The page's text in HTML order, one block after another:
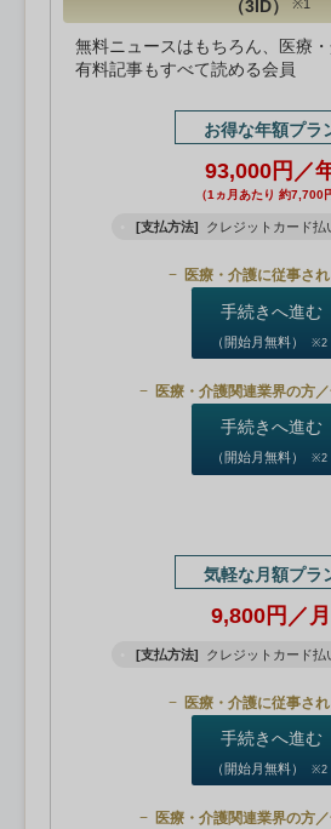
（3ID） ※1
無料ニュースはもちろん、医療
有料記事もすべて読める会員
お得な年額プラ
93,000円／
（1ヵ月あたり 約7,700
[支払方法] クレジットカード払
医療・介護に従事さ
手続きへ進む
（開始月無料） ※2
医療・介護関連業界の方
手続きへ進む
（開始月無料） ※2
気軽な月額プラ
9,800円／月
[支払方法] クレジットカード払
医療・介護に従事さ
手続きへ進む
（開始月無料） ※2
医療・介護関連業界の方